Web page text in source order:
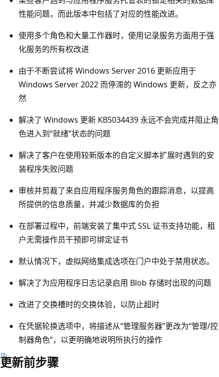
性能问题，而此版本中包括了对应的性能改进。
使用多个角色和大量工作器时，使用记录服务方面用于强
化服务的所有权改进
由于不断尝试将 Windows Server 2016 更新应用于
Windows Server 2022 而停滞的 Windows 更新，反之亦
然
解决了 Windows 更新 KB5034439 永远不会完成并阻止角
色进入到“就绪”状态的问题
解决了客户在使用较新版本的自定义脚本扩展时遇到的安
装程序失败问题
审核并剪裁了来自应用程序服务角色的跟踪消息，以提高
所提供的信息质量，并减少数据库的负担
在部署过程中，前端安装了集中式 SSL 证书支持功能，租
户无需操作员干预即可绑定证书
默认情况下，虚拟网络集成选项在门户中处于禁用状态。
解决了为应用程序日志记录启用 Blob 存储时出现的问题
改进了交换槽时的交换体验，以防止超时
在凭据轮换选项中，将描述从“管理服务器”更改为“管理/控
制器角色”，以更明确地说明所执行的操作
更新前步骤